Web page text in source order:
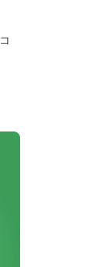
京の中心で税務を叫